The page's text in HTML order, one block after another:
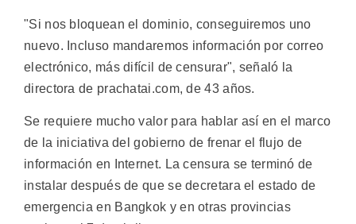
"Si nos bloquean el dominio, conseguiremos uno
nuevo. Incluso mandaremos información por correo
electrónico, más difícil de censurar", señaló la
directora de prachatai.com, de 43 años.
Se requiere mucho valor para hablar así en el marco
de la iniciativa del gobierno de frenar el flujo de
información en Internet. La censura se terminó de
instalar después de que se decretara el estado de
emergencia en Bangkok y en otras provincias